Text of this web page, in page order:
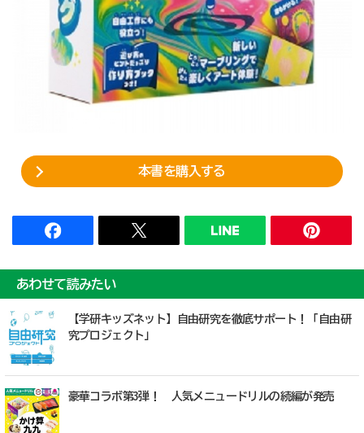
本書を購入する
あわせて読みたい
【学研キッズネット】自由研究を徹底サポート！「自由研
究プロジェクト」
豪華コラボ第3弾！ 人気メニュードリルの続編が発売